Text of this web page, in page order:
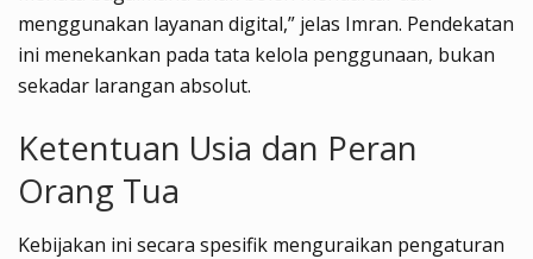
menggunakan layanan digital,” jelas Imran. Pendekatan
ini menekankan pada tata kelola penggunaan, bukan
sekadar larangan absolut.
Ketentuan Usia dan Peran
Orang Tua
Kebijakan ini secara spesifik menguraikan pengaturan